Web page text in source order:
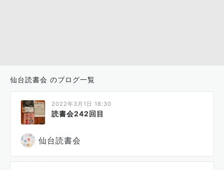
仙台読書会 のブログ一覧
2022年3月1日 18:30
読書会242回目
仙台読書会